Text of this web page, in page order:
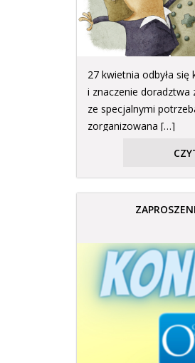
27 kwietnia odbyła się
i znaczenie
ze specjalnymi
zorganizowana […]